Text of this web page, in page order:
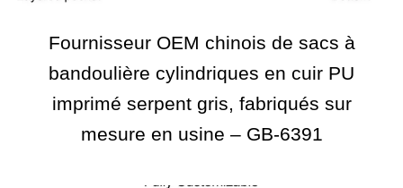
Fournisseur OEM chinois de sacs à
bandoulière cylindriques en cuir PU
imprimé serpent gris, fabriqués sur
mesure en usine – GB-6391